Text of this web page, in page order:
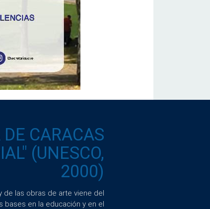
CARACAS
(UNESCO,
2000)
de las obras de arte viene del
en la educación y en el